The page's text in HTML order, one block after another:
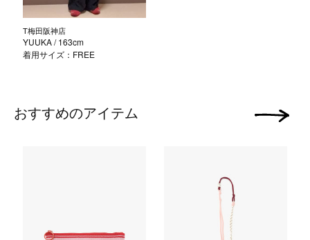
T梅田阪神店
YUUKA/ 163cm
着用サイズ：FREE
おすすめのアイテム 次の画像